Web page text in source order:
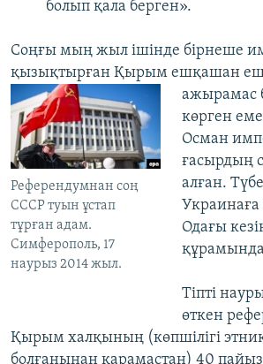
болып қала берген».
Соңғы мың жыл ішінде бірнеше
қызықтырған Қырым ешқашан
Референдумнан соң
СССР туын ұстап
тұрған адам.
Симферополь, 17
наурыз 2014 жыл.
ажырамас
көрген
Осман
ғасырдың
алған.
Одағы
Тіпті
өткен
Қырым халқының (көпшілігі
болғанынан қарамастан) 40